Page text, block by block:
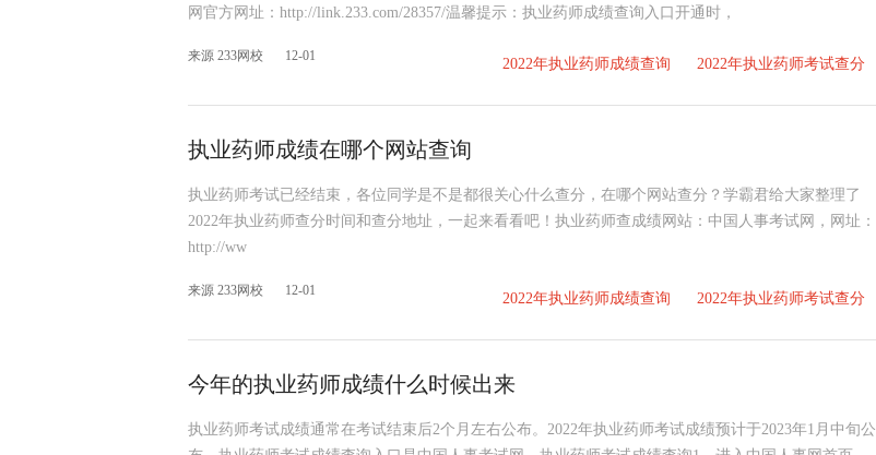
网官方网址：http://link.233.com/28357/温馨提示：执业药师成绩查询入口开通时，
来源 233网校 12-01 2022年执业药师成绩查询 2022年执业药师考试查分
执业药师成绩在哪个网站查询
执业药师考试已经结束，各位同学是不是都很关心什么查分，在哪个网站查分？学霸君给大家整理了
2022年执业药师查分时间和查分地址，一起来看看吧！执业药师查成绩网站：中国人事考试网，网址：
http://ww
来源 233网校 12-01 2022年执业药师成绩查询 2022年执业药师考试查分
今年的执业药师成绩什么时候出来
执业药师考试成绩通常在考试结束后2个月左右公布。2022年执业药师考试成绩预计于2023年1月中旬公